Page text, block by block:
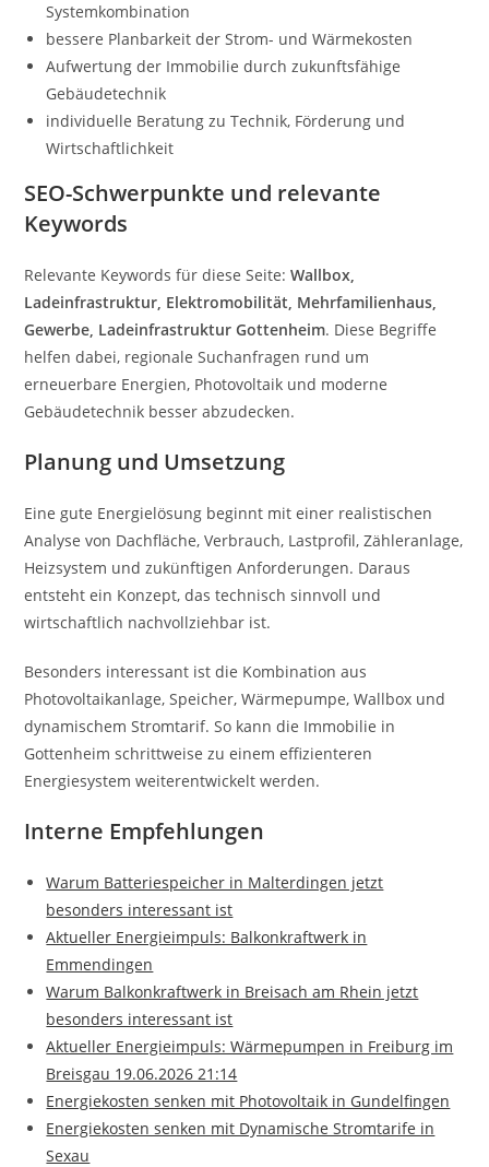
Systemkombination
bessere Planbarkeit der Strom- und Wärmekosten
Aufwertung der Immobilie durch zukunftsfähige
Gebäudetechnik
individuelle Beratung zu Technik, Förderung und
Wirtschaftlichkeit
SEO-Schwerpunkte und relevante
Keywords
Relevante Keywords für diese Seite:Wallbox,
Ladeinfrastruktur, Elektromobilität, Mehrfamilienhaus,
Gewerbe, Ladeinfrastruktur Gottenheim. Diese Begriffe
helfen dabei, regionale Suchanfragen rund um
erneuerbare Energien, Photovoltaik und moderne
Gebäudetechnik besser abzudecken.
Planung und Umsetzung
Eine gute Energielösung beginnt mit einer realistischen
Analyse von Dachfläche, Verbrauch, Lastprofil, Zähleranlage,
Heizsystem und zukünftigen Anforderungen. Daraus
entsteht ein Konzept, das technisch sinnvoll und
wirtschaftlich nachvollziehbar ist.
Besonders interessant ist die Kombination aus
Photovoltaikanlage, Speicher, Wärmepumpe, Wallbox und
dynamischem Stromtarif. So kann die Immobilie in
Gottenheim schrittweise zu einem effizienteren
Energiesystem weiterentwickelt werden.
Interne Empfehlungen
Warum Batteriespeicher in Malterdingen jetzt
besonders interessant ist
Aktueller Energieimpuls: Balkonkraftwerk in
Emmendingen
Warum Balkonkraftwerk in Breisach am Rhein jetzt
besonders interessant ist
Aktueller Energieimpuls: Wärmepumpen in Freiburg im
Breisgau 19.06.2026 21:14
Energiekosten senken mit Photovoltaik in Gundelfingen
Energiekosten senken mit Dynamische Stromtarife in
Sexau